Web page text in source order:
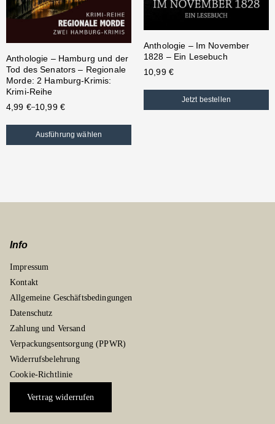
Anthologie – Hamburg und der
Tod des Senators – Regionale
Morde: 2 Hamburg-Krimis:
Krimi-Reihe
4,99 €–10,99 €
Ausführung wählen
Anthologie – Im November
1828 – Ein Lesebuch
10,99 €
Jetzt bestellen
Info
Impressum
Kontakt
Allgemeine Geschäftsbedingungen
Datenschutz
Zahlung und Versand
Verpackungsentsorgung (PPWR)
Widerrufsbelehrung
Cookie-Richtlinie
Vertrag widerrufen